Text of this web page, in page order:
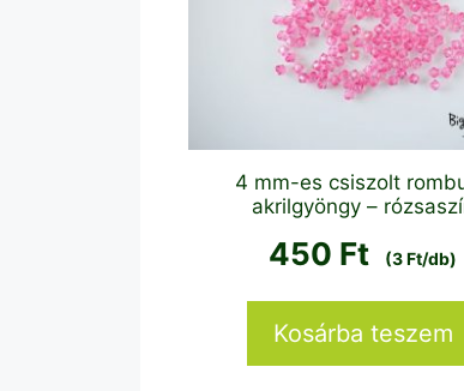
4 mm-es csiszolt
akrilgyöngy –
450 Ft (3 Ft/db)
Kosárba teszem